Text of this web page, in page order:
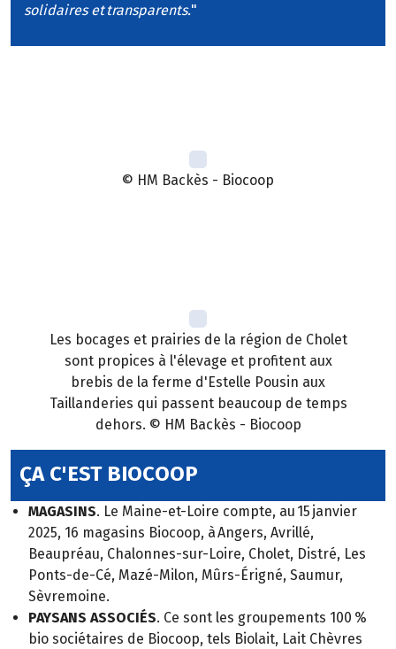
solidaires et transparents."
© HM Backès - Biocoop
Les bocages et prairies de la région de Cholet
sont propices à l'élevage et profitent aux
brebis de la ferme d'Estelle Pousin aux
Taillanderies qui passent beaucoup de temps
dehors. © HM Backès - Biocoop
ÇA C'EST BIOCOOP
MAGASINS. Le Maine-et-Loire compte, au 15 janvier
2025, 16 magasins Biocoop, à Angers, Avrillé,
Beaupréau, Chalonnes-sur-Loire, Cholet, Distré, Les
Ponts-de-Cé, Mazé-Milon, Mûrs-Érigné, Saumur,
Sèvremoine.
PAYSANS ASSOCIÉS. Ce sont les groupements 100 %
bio sociétaires de Biocoop, tels Biolait, Lait Chèvres